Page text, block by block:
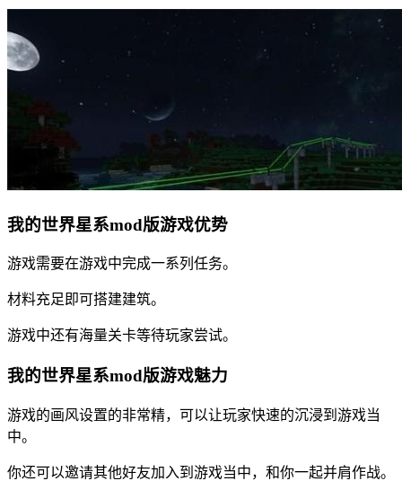
我的世界星系mod版游戏优势
游戏需要在游戏中完成一系列任务。
材料充足即可搭建建筑。
游戏中还有海量关卡等待玩家尝试。
我的世界星系mod版游戏魅力
游戏的画风设置的非常精，可以让玩家快速的沉浸到游戏当
中。
你还可以邀请其他好友加入到游戏当中，和你一起并肩作战。